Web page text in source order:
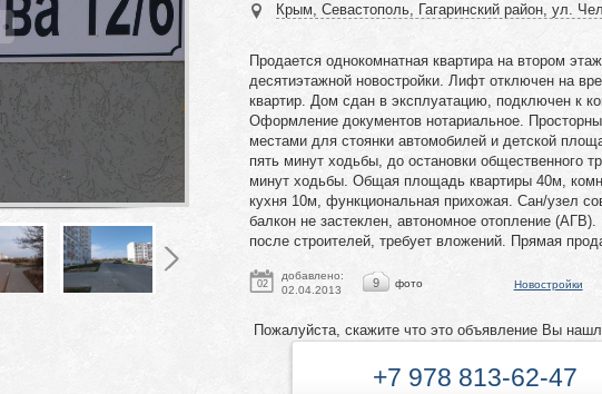
Крым, Севастополь, Гагаринский район, ул.
Продается однокомнатная квартира на втором
десятиэтажной новостройки. Лифт отключен на
квартир. Дом сдан в эксплуатацию, подключен к
Оформление документов нотариальное.
местами для стоянки автомобилей и детской
пять минут ходьбы, до остановки общественного
минут ходьбы. Общая площадь квартиры 40м,
кухня 10м, функциональная прихожая. Сан/узел
балкон не застеклен, автономное отопление (АГВ).
после строителей, требует вложений. Прямая
02
добавлено:
02.04.2013
9 фото Новостройки
Пожалуйста, скажите что это объявление Вы
+7 978 813-62-47